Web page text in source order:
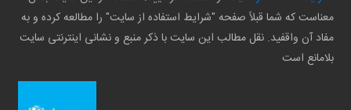
معناست که شما قبلاً صفحه "شرایط استفاده از سایت" را مطالعه کرده و به
مفاد آن واقفید. نقل مطالب این سایت با ذکر منبع و نشانی اینترنتی سایت
بلامانع است